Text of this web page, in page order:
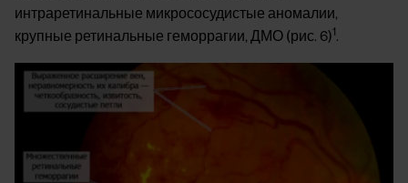
интраретинальные микрососудистые аномалии,
крупные ретинальные геморрагии, ДМО (рис. 6)1 .
Image